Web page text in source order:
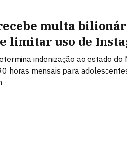
multa
limitar uso de
indenização ao estado do
horas mensais para